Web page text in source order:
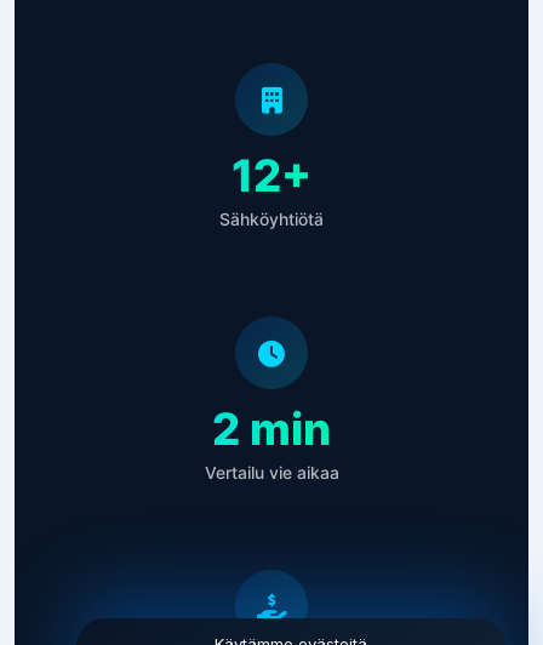
12+
Sähköyhtiötä
2 min
Vertailu vie aikaa